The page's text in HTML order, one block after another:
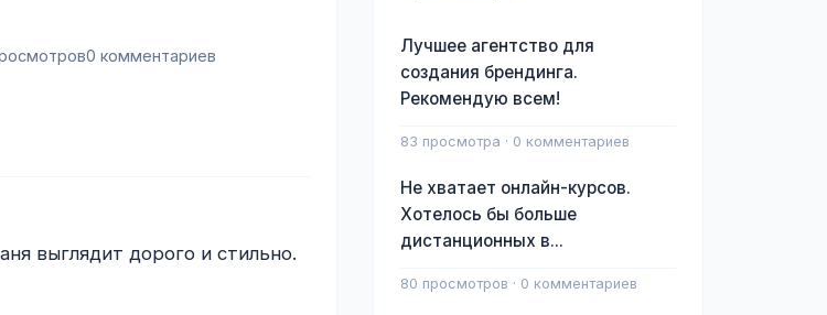
0 комментариев
Лучшее агентство для
создания брендинга.
Рекомендую всем!
83 просмотра · 0 комментариев
Не хватает онлайн-курсов.
Хотелось бы больше
дистанционных в...
80 просмотров · 0 комментариев